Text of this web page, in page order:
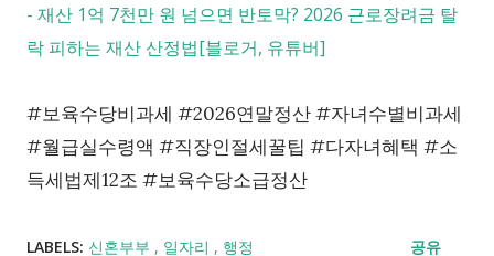
- 재산 1억 7천만 원 넘으면 반토막? 2026 근로장려금 탈
락 피하는 재산 산정법[블로거, 유튜버]
#보육수당비과세 #2026연말정산 #자녀수별비과세
#월급실수령액 #직장인절세꿀팁 #다자녀혜택 #소
득세법제12조 #보육수당소급정산
LABELS: 신혼부부 일자리 행정 공유